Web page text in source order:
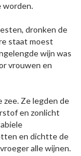
worden.
dronken de
staat moest
wijn was
vrouwen en
zee. Ze legden de
en zonlicht
en dichtte de
alle wijnen.